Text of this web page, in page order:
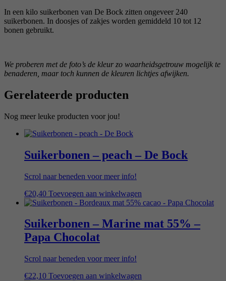
In een kilo suikerbonen van De Bock zitten ongeveer 240
suikerbonen. In doosjes of zakjes worden gemiddeld 10 tot 12
bonen gebruikt.
We proberen met de foto’s de kleur zo waarheidsgetrouw mogelijk te
benaderen, maar toch kunnen de kleuren lichtjes afwijken.
Gerelateerde producten
Nog meer leuke producten voor jou!
Suikerbonen – peach – De Bock
Scrol naar beneden voor meer info!
€20,40 Toevoegen aan winkelwagen
Suikerbonen – Marine mat 55% –
Papa Chocolat
Scrol naar beneden voor meer info!
€22,10 Toevoegen aan winkelwagen